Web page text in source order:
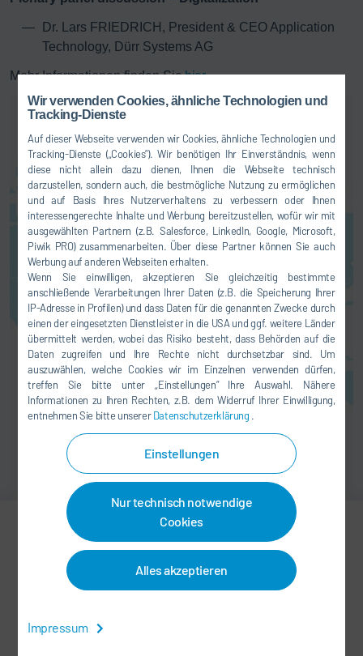
Wir verwenden Cookies, ähnliche Technologien und
Tracking-Dienste
Auf dieser Webseite verwenden wir Cookies, ähnliche Technologien und
Tracking-Dienste („Cookies“). Wir benötigen Ihr Einverständnis, wenn
diese nicht allein dazu dienen, Ihnen die Webseite technisch
darzustellen, sondern auch, die bestmögliche Nutzung zu ermöglichen
und auf Basis Ihres Nutzerverhaltens zu verbessern oder Ihnen
interessengerechte Inhalte und Werbung bereitzustellen, wofür wir mit
ausgewählten Partnern (z.B. Salesforce, LinkedIn, Google, Microsoft,
Piwik PRO) zusammenarbeiten. Über diese Partner können Sie auch
Werbung auf anderen Webseiten erhalten.
Wenn Sie einwilligen, akzeptieren Sie gleichzeitig bestimmte
anschließende Verarbeitungen Ihrer Daten (z.B. die Speicherung Ihrer
IP-Adresse in Profilen) und dass Daten für die genannten Zwecke durch
einen der eingesetzten Dienstleister in die USA und ggf. weitere Länder
übermittelt werden, wobei das Risiko besteht, dass Behörden auf die
Daten zugreifen und Ihre Rechte nicht durchsetzbar sind. Um
auszuwählen, welche Cookies wir im Einzelnen verwenden dürfen,
treffen Sie bitte unter „Einstellungen“ Ihre Auswahl. Nähere
Informationen zu Ihren Rechten, z.B. dem Widerruf Ihrer Einwilligung,
entnehmen Sie bitte unsererDatenschutzerklärung .
Einstellungen
Nur technisch notwendige
Cookies
Alles akzeptieren
Impressum
Dr. Lars FRIEDRICH, President & CEO Application
Technology, Dürr Systems AG
Mehr Informationen finden Siehier.
Hier können Sie einen
Kartendienst aktivieren. Dadurch
kommt es zu einer Übermittlung
Ihrer Daten (z.B. IP-Adresse) an
den jeweiligen Anbieter, wie wir
Ihnen in unserer
Datenschutzerklärung erläutern.
EINVERSTANDEN
Harald Pandl
MANAGER MARKETING